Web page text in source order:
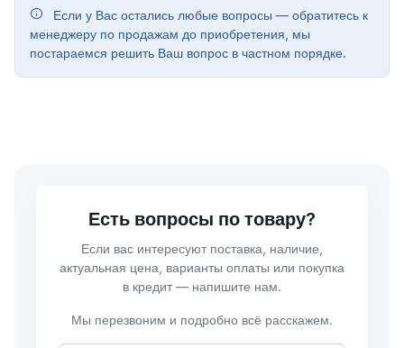
Если у Вас остались любые вопросы — обратитесь к
менеджеру по продажам до приобретения, мы
постараемся решить Ваш вопрос в частном порядке.
Есть вопросы по товару?
Если вас интересуют поставка, наличие,
актуальная цена, варианты оплаты или покупка
в кредит — напишите нам.
Мы перезвоним и подробно всё расскажем.